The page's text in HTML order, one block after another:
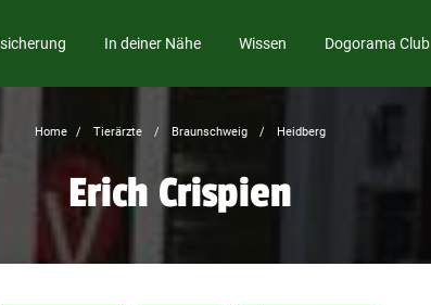
In deiner Nähe Wissen Dogorama Club
Home Tierärzte Braunschweig Heidberg
Erich Crispien